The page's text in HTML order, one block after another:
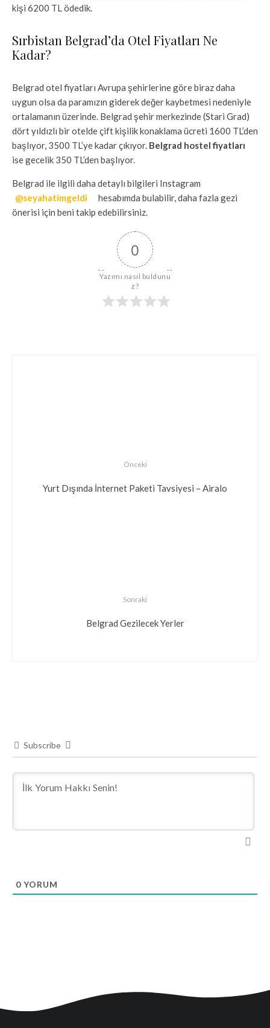
kişi 6200 TL ödedik.
Sırbistan Belgrad’da Otel Fiyatları Ne
Kadar?
Belgrad otel fiyatları Avrupa şehirlerine göre biraz daha
uygun olsa da paramızın giderek değer kaybetmesi nedeniyle
ortalamanın üzerinde. Belgrad şehir merkezinde (Stari Grad)
dört yıldızlı bir otelde çift kişilik konaklama ücreti 1600 TL’den
başlıyor, 3500 TL’ye kadar çıkıyor. Belgrad hostel fiyatları
ise gecelik 350 TL’den başlıyor.
Belgrad ile ilgili daha detaylı bilgileri Instagram
@seyahatimgeldi
hesabımda bulabilir, daha fazla gezi
önerisi için beni takip edebilirsiniz.
0
Yazımı nasıl buldunu
z?
Önceki
Yurt Dışında İnternet Paketi Tavsiyesi – Airalo
Sonraki
Belgrad Gezilecek Yerler
Subscribe
0 YORUM